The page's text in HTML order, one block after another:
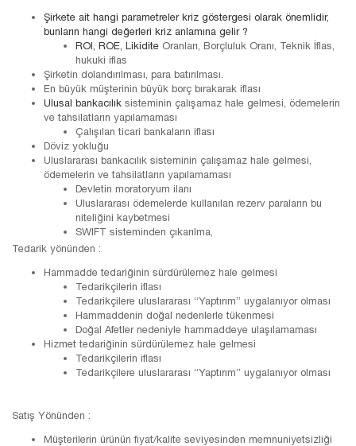
Şirkete ait hangi parametreler kriz göstergesi olarak önemlidir,
bunların hangi değerleri kriz anlamına gelir ?
ROI, ROE, Likidite Oranları, Borçluluk Oranı, Teknik İflas,
hukuki iflas
Şirketin dolandırılması, para batırılması.
En büyük müşterinin büyük borç bırakarak iflası
Ulusal bankacılık sisteminin çalışamaz hale gelmesi, ödemelerin
ve tahsilatların yapılamaması
Çalışılan ticari bankaların iflası
Döviz yokluğu
Uluslararası bankacılık sisteminin çalışamaz hale gelmesi,
ödemelerin ve tahsilatların yapılamaması
Devletin moratoryum ilanı
Uluslararası ödemelerde kullanılan rezerv paraların bu
niteliğini kaybetmesi
SWIFT sisteminden çıkarılma,
Tedarik yönünden :
Hammadde tedariğinin sürdürülemez hale gelmesi
Tedarikçilerin iflası
Tedarikçilere uluslararası “Yaptırım” uygalanıyor olması
Hammaddenin doğal nedenlerle tükenmesi
Doğal Afetler nedeniyle hammaddeye ulaşılamaması
Hizmet tedariğinin sürdürülemez hale gelmesi
Tedarikçilerin iflası
Tedarikçilere uluslararası “Yaptırım” uygalanıyor olması
Satış Yönünden :
Müşterilerin ürünün fiyat/kalite seviyesinden memnuniyetsizliği